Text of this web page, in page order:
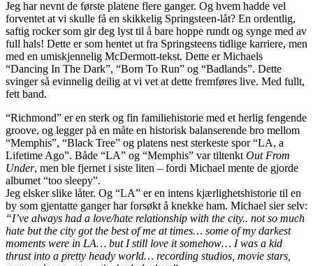
Jeg har nevnt de første platene flere ganger. Og hvem hadde vel
forventet at vi skulle få en skikkelig Springsteen-låt? En ordentlig,
saftig rocker som gir deg lyst til å bare hoppe rundt og synge med av
full hals! Dette er som hentet ut fra Springsteens tidlige karriere, men
med en umiskjennelig McDermott-tekst. Dette er Michaels
“Dancing In The Dark”, “Born To Run” og “Badlands”. Dette
svinger så evinnelig deilig at vi vet at dette fremføres live. Med fullt,
fett band.
“Richmond” er en sterk og fin familiehistorie med et herlig fengende
groove, og legger på en måte en historisk balanserende bro mellom
“Memphis”, “Black Tree” og platens nest sterkeste spor “LA, a
Lifetime Ago”. Både “LA” og “Memphis” var tiltenkt Out From
Under, men ble fjernet i siste liten – fordi Michael mente de gjorde
albumet “too sleepy”.
Jeg elsker slike låter. Og “LA” er en intens kjærlighetshistorie til en
by som gjentatte ganger har forsøkt å knekke ham. Michael sier selv:
“I’ve always had a love/hate relationship with the city.. not so much
hate but the city got the best of me at times… some of my darkest
moments were in LA… but I still love it somehow… I was a kid
thrust into a pretty heady world… recording studios, movie stars,